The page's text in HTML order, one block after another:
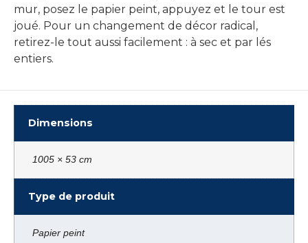
mur, posez le papier peint, appuyez et le tour est
joué. Pour un changement de décor radical,
retirez-le tout aussi facilement : à sec et par lés
entiers.
Dimensions
1005 × 53 cm
Type de produit
Papier peint